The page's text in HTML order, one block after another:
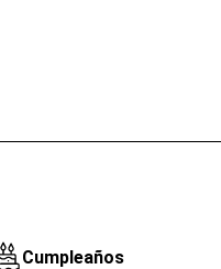
Cumpleaños